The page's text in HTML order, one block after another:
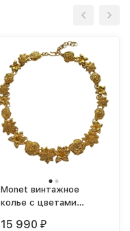
Monet винтажное
колье с цветами
15 990 ₽